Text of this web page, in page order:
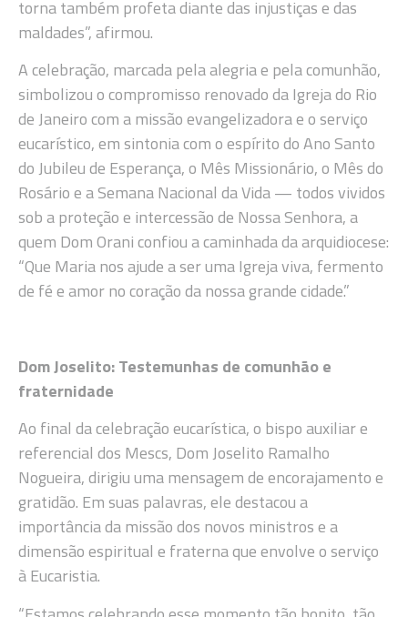
torna também profeta diante das injustiças e das
maldades”, afirmou.
A celebração, marcada pela alegria e pela comunhão,
simbolizou o compromisso renovado da Igreja do Rio
de Janeiro com a missão evangelizadora e o serviço
eucarístico, em sintonia com o espírito do Ano Santo
do Jubileu de Esperança, o Mês Missionário, o Mês do
Rosário e a Semana Nacional da Vida — todos vividos
sob a proteção e intercessão de Nossa Senhora, a
quem Dom Orani confiou a caminhada da arquidiocese:
“Que Maria nos ajude a ser uma Igreja viva, fermento
de fé e amor no coração da nossa grande cidade.”
Dom Joselito: Testemunhas de comunhão e
fraternidade
Ao final da celebração eucarística, o bispo auxiliar e
referencial dos Mescs, Dom Joselito Ramalho
Nogueira, dirigiu uma mensagem de encorajamento e
gratidão. Em suas palavras, ele destacou a
importância da missão dos novos ministros e a
dimensão espiritual e fraterna que envolve o serviço
à Eucaristia.